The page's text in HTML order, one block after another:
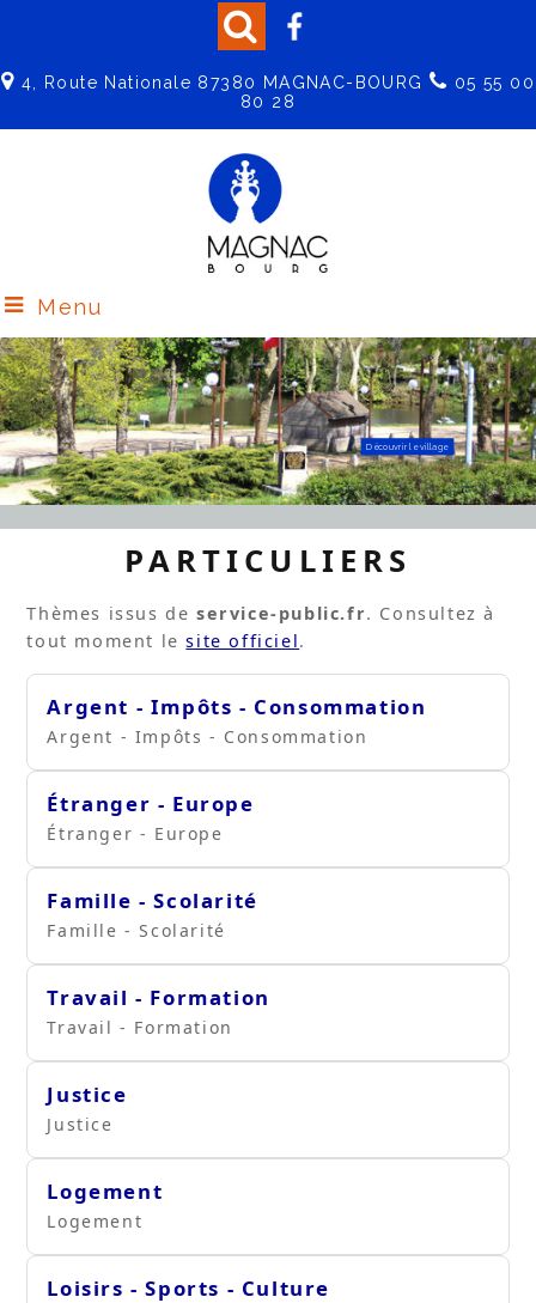
4, Route Nationale 87380 MAGNAC-BOURG
05 55 00
80 28
Menu
Découvrir le village
Effectuez vos démarches en ligne
Découvrir le Centre de Loisirs
PARTICULIERS
Thèmes issus deservice-public.fr. Consultez à
tout moment lesite officiel.
Argent - Impôts - Consommation
Argent - Impôts - Consommation
Étranger - Europe
Étranger - Europe
Famille - Scolarité
Famille - Scolarité
Travail - Formation
Travail - Formation
Justice
Justice
Logement
Logement
Loisirs - Sports - Culture